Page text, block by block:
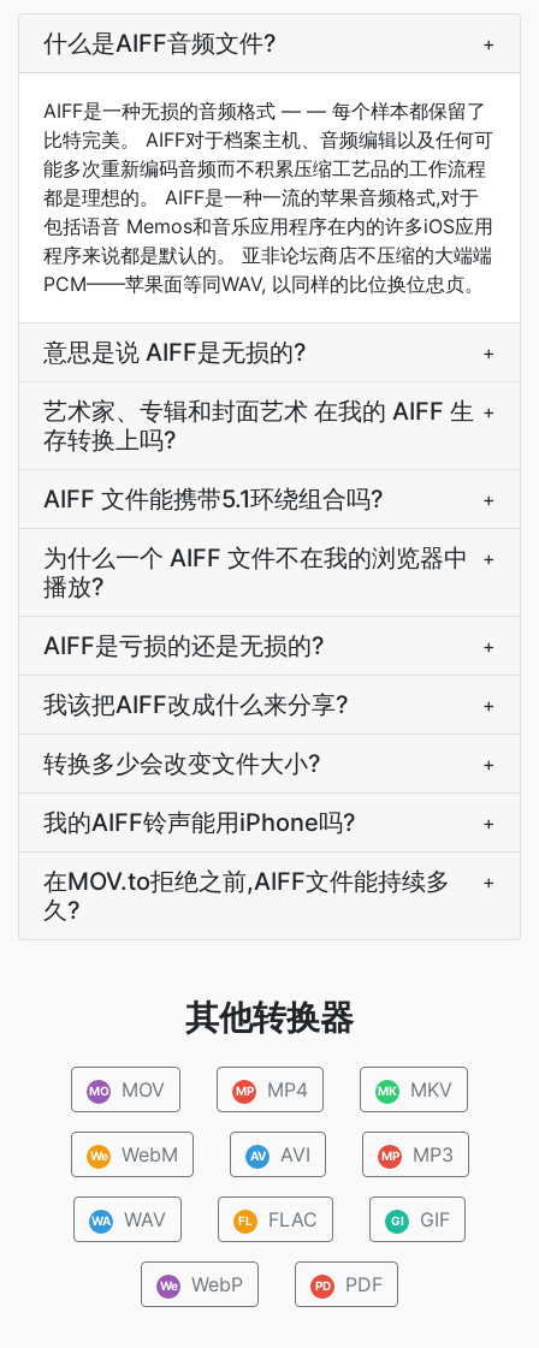
什么是AIFF音频文件? +
AIFF是一种无损的音频格式 — — 每个样本都保留了
比特完美。 AIFF对于档案主机、音频编辑以及任何可
能多次重新编码音频而不积累压缩工艺品的工作流程
都是理想的。 AIFF是一种一流的苹果音频格式,对于
包括语音 Memos和音乐应用程序在内的许多iOS应用
程序来说都是默认的。 亚非论坛商店不压缩的大端端
PCM——苹果面等同WAV, 以同样的比位换位忠贞。
意思是说 AIFF是无损的? +
艺术家、专辑和封面艺术 在我的 AIFF 生
存转换上吗?
+
AIFF 文件能携带5.1环绕组合吗? +
为什么一个 AIFF 文件不在我的浏览器中
播放?
+
AIFF是亏损的还是无损的? +
我该把AIFF改成什么来分享? +
转换多少会改变文件大小? +
我的AIFF铃声能用iPhone吗? +
在MOV.to拒绝之前,AIFF文件能持续多
久?
+
其他转换器
MO MOV MP MP4 MK MKV
We WebM AV AVI MP MP3
WA WAV FL FLAC GI GIF
We WebP PD PDF